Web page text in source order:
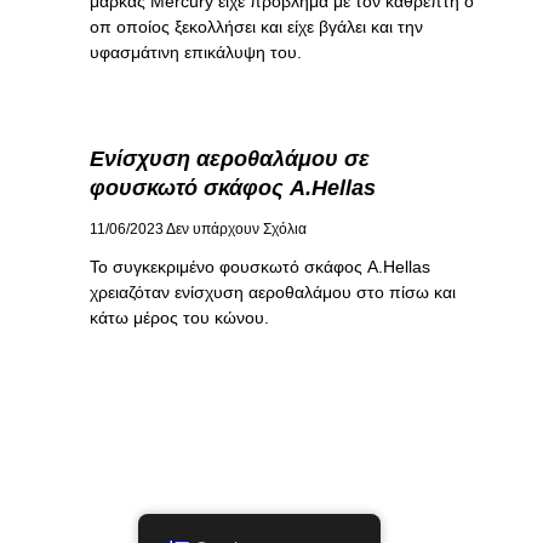
οπ οποίος ξεκολλήσει και είχε βγάλει και την
υφασμάτινη επικάλυψη του.
Ενίσχυση αεροθαλάμου σε
φουσκωτό σκάφος A.Hellas
11/06/2023Δεν υπάρχουν Σχόλια
Το συγκεκριμένο φουσκωτό σκάφος A.Hellas
χρειαζόταν ενίσχυση αεροθαλάμου στο πίσω και
κάτω μέρος του κώνου.